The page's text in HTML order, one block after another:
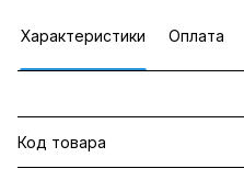
Характеристики Оплата
Код товара